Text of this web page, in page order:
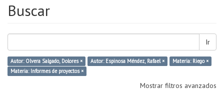
Buscar
Ir
Autor: Olvera Salgado, Dolores × Autor: Espinosa Méndez, Rafael ×
Materia: Riego ×
Materia: Informes de proyectos ×
Mostrar filtros avanzados